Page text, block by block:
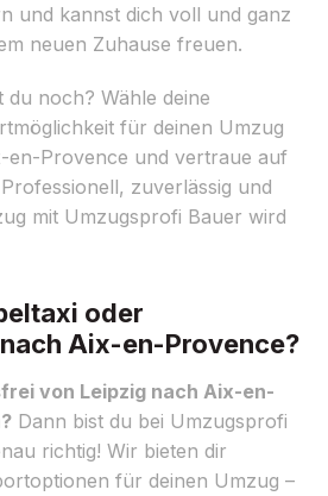
und kannst dich voll und ganz
neuen Zuhause freuen.
noch? Wähle deine
für deinen Umzug
en-Provence und vertraue auf
zuverlässig und
mit Umzugsprofi Bauer wird
oder
Aix-en-Provence?
von Leipzig nach Aix-en-
Dann bist du bei Umzugsprofi
richtig! Wir bieten dir
für deinen Umzug –